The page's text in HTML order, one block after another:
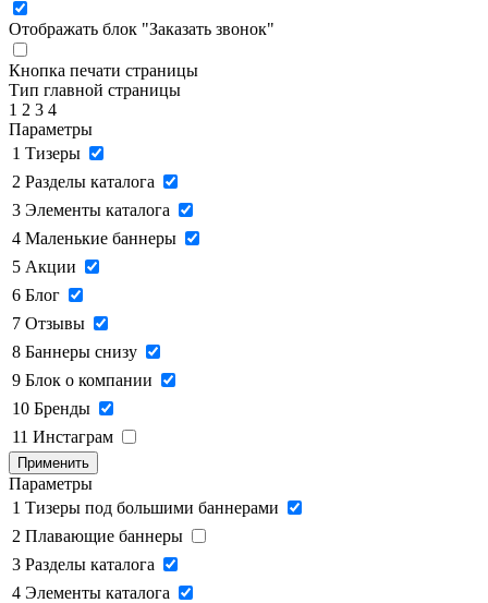
Отображать блок "Заказать звонок"
Кнопка печати страницы
Тип главной страницы
1 2 3 4
Параметры
1 Тизеры
2 Разделы каталога
3 Элементы каталога
4 Маленькие баннеры
5 Акции
6 Блог
7 Отзывы
8 Баннеры снизу
9 Блок о компании
10 Бренды
11 Инстаграм
Применить
Параметры
1 Тизеры под большими баннерами
2 Плавающие баннеры
3 Разделы каталога
4 Элементы каталога